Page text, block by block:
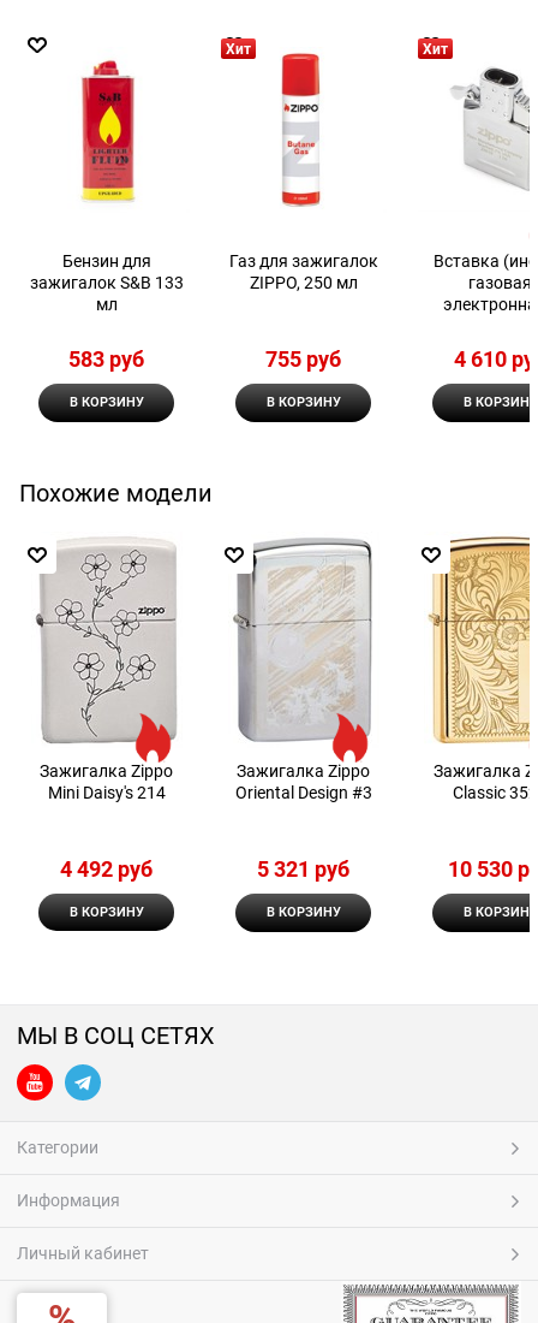
Бензин для
зажигалок S&B 133
мл
583 руб
В КОРЗИНУ
Хит
Газ для зажигалок
ZIPPO, 250 мл
755 руб
В КОРЗИНУ
Хит
Вставка
газовая
Zippo
4 610
В КОРЗИНУ
Похожие модели
Зажигалка Zippo
Mini Daisy's 214
4 492 руб
В КОРЗИНУ
Зажигалка Zippo
Oriental Design #3
5 321 руб
В КОРЗИНУ
Зажигалка
Classic
10 530
В КОРЗИНУ
МЫ В СОЦ СЕТЯХ
Категории
Информация
Личный кабинет